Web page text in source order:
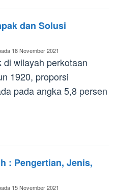
dan Solusi
18 November 2021
di wilayah perkotaan
1920, proporsi
pada angka 5,8 persen
: Pengertian, Jenis,
15 November 2021